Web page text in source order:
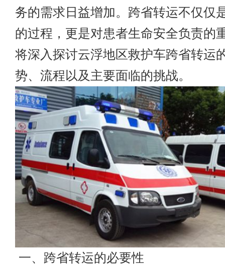
务的需求日益增加。跨省转运不仅仅
的过程，更是对患者生命安全负责的
将深入探讨云浮地区救护车跨省转运
势、流程以及主要面临的挑战。
一、跨省转运的必要性